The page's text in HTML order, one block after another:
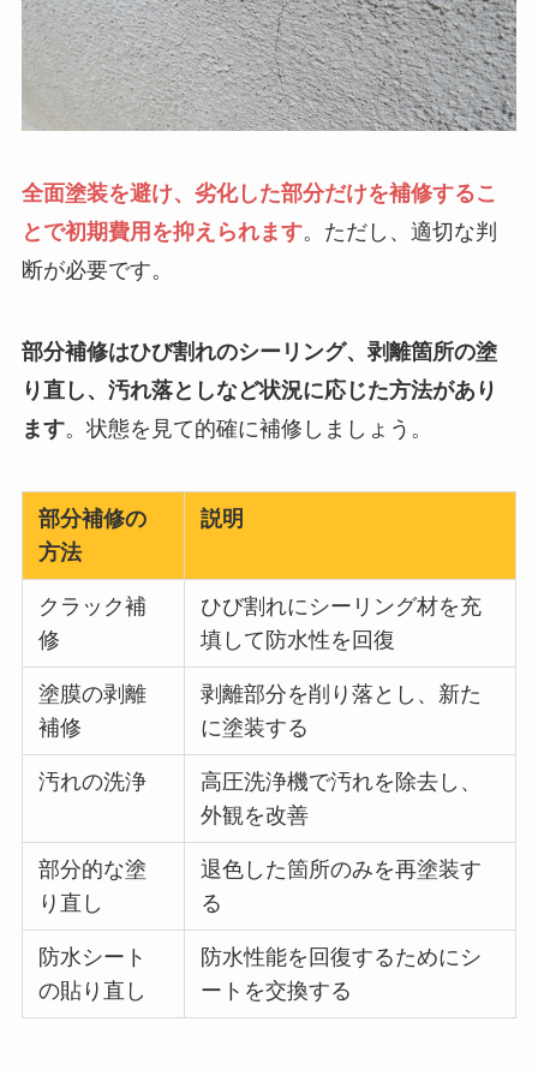
全面塗装を避け、劣化した部分だけを補修するこ
とで初期費用を抑えられます。ただし、適切な判
断が必要です。
部分補修はひび割れのシーリング、剥離箇所の塗
り直し、汚れ落としなど状況に応じた方法があり
ます。状態を見て的確に補修しましょう。
部分補修の
方法
説明
クラック補
修
ひび割れにシーリング材を充
填して防水性を回復
塗膜の剥離
補修
剥離部分を削り落とし、新た
に塗装する
汚れの洗浄
高圧洗浄機で汚れを除去し、
外観を改善
部分的な塗
り直し
退色した箇所のみを再塗装す
る
防水シート
の貼り直し
防水性能を回復するためにシ
ートを交換する